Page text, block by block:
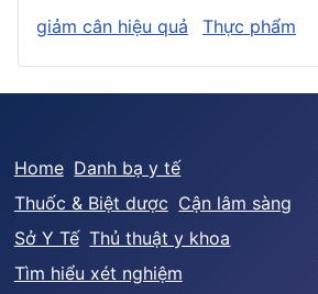
giảm cân hiệu quả Thực phẩm
Home Danh bạ y tế
Thuốc & Biệt dược Cận lâm sàng
Sở Y Tế Thủ thuật y khoa
Tìm hiểu xét nghiệm